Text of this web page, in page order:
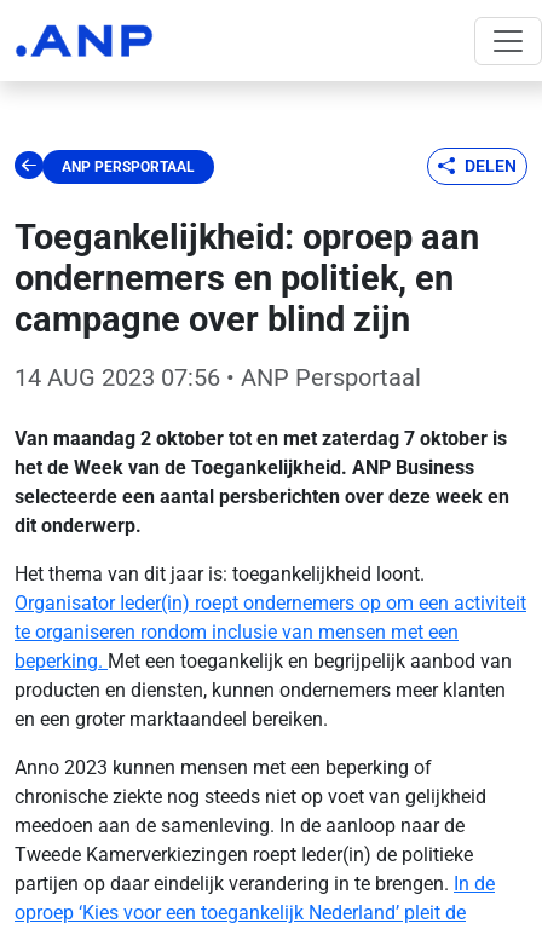
ANP PERSPORTAAL DELEN
Toegankelijkheid: oproep aan
ondernemers en politiek, en
campagne over blind zijn
14 AUG 2023 07:56 • ANP Persportaal
Van maandag 2 oktober tot en met zaterdag 7 oktober is
het de Week van de Toegankelijkheid. ANP Business
selecteerde een aantal persberichten over deze week en
dit onderwerp.
Het thema van dit jaar is: toegankelijkheid loont.
Organisator Ieder(in) roept ondernemers op om een activiteit
te organiseren rondom inclusie van mensen met een
beperking. Met een toegankelijk en begrijpelijk aanbod van
producten en diensten, kunnen ondernemers meer klanten
en een groter marktaandeel bereiken.
Anno 2023 kunnen mensen met een beperking of
chronische ziekte nog steeds niet op voet van gelijkheid
meedoen aan de samenleving. In de aanloop naar de
Tweede Kamerverkiezingen roept Ieder(in) de politieke
partijen op daar eindelijk verandering in te brengen. In de
oproep ‘Kies voor een toegankelijk Nederland’ pleit de